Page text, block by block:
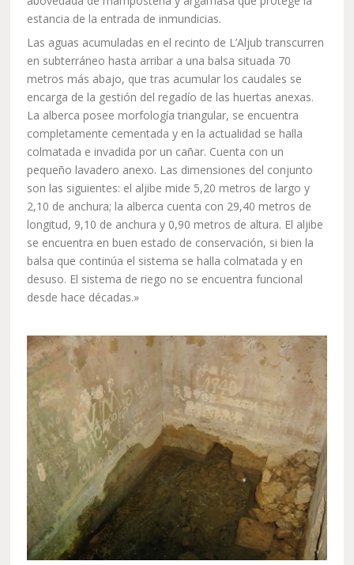
estancia de la entrada de inmundicias.
Las aguas acumuladas en el recinto de L’Aljub transcurren
en subterráneo hasta arribar a una balsa situada 70
metros más abajo, que tras acumular los caudales se
encarga de la gestión del regadío de las huertas anexas.
La alberca posee morfología triangular, se encuentra
completamente cementada y en la actualidad se halla
colmatada e invadida por un cañar. Cuenta con un
pequeño lavadero anexo. Las dimensiones del conjunto
son las siguientes: el aljibe mide 5,20 metros de largo y
2,10 de anchura; la alberca cuenta con 29,40 metros de
longitud, 9,10 de anchura y 0,90 metros de altura. El aljibe
se encuentra en buen estado de conservación, si bien la
balsa que continúa el sistema se halla colmatada y en
desuso. El sistema de riego no se encuentra funcional
desde hace décadas.»